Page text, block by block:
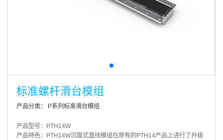
标准螺杆滑台模组
产品分类： P系列标准滑台模组
产品型号：PTH14W
产品特色：PTH14W沉面式直线模组在原有的PTH14产品上进行了升级